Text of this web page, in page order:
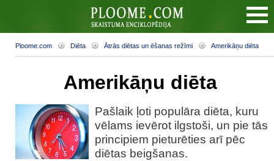
Ploome.com Diēta Ātrās diētas un ēšanas režīmi Amerikāņu diēta
Amerikāņu diēta
Pašlaik ļoti populāra diēta, kuru
vēlams ievērot ilgstoši, un pie tās
principiem pieturēties arī pēc
diētas beigšanas.